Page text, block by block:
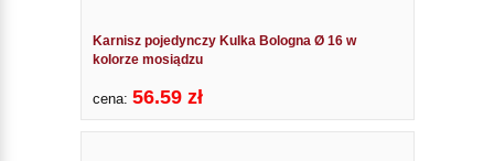
Karnisz pojedynczy Kulka Bologna Ø 16 w
kolorze mosiądzu
cena: 56.59 zł